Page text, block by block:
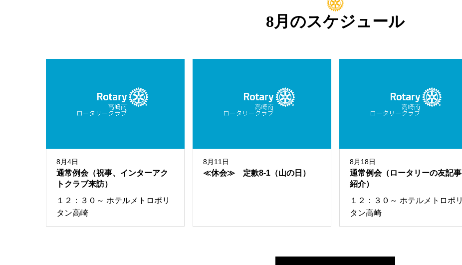
8月のスケジュール
8月4日
通常例会（祝事、インターアク
トクラブ来訪）
１２：３０～ ホテルメトロポリ
タン高崎
8月11日
≪休会≫ 定款8-1（山の日）
8月18日
通常例会（ロータリーの友記事
紹介）
１２：３０～ ホテルメトロポリ
タン高崎